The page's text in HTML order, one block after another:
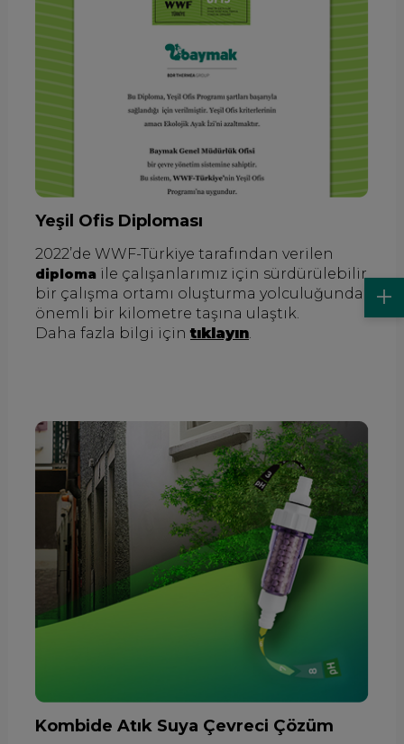
Yeşil Ofis Diploması
2022’de WWF-Türkiye tarafından verilen
diplomaile çalışanlarımız için sürdürülebilir
bir çalışma ortamı oluşturma yolculuğunda
önemli bir kilometre taşına ulaştık.
Daha fazla bilgi içintıklayın.
Kombide Atık Suya Çevreci Çözüm